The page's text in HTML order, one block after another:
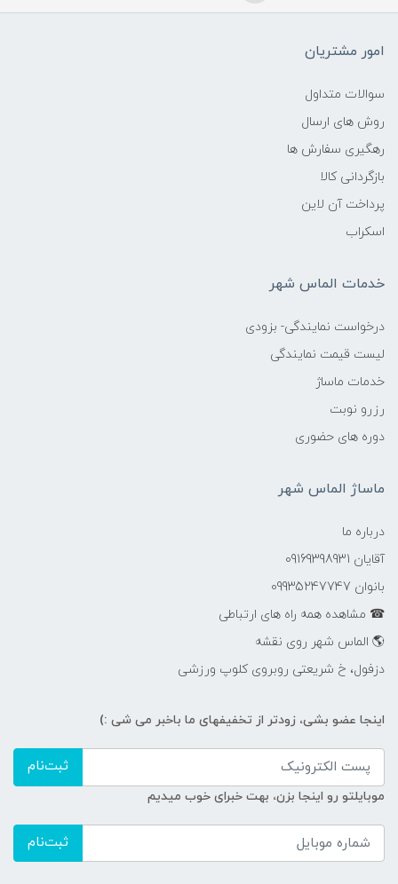
امور مشتریان
سوالات متداول
روش های ارسال
رهگیری سفارش ها
بازگردانی کالا
پرداخت آن لاین
اسکراب
خدمات الماس شهر
درخواست نمایندگی- بزودی
لیست قیمت نمایندگی
خدمات ماساژ
رزرو نوبت
دوره های حضوری
ماساژ الماس شهر
درباره ما
آقایان 09169398931
بانوان 09935247747
☎ مشاهده همه راه های ارتباطی
🌎 الماس شهر روی نقشه
دزفول، خ شریعتی روبروی کلوپ ورزشی
اینجا عضو بشی، زودتر از تخفیفهای ما باخبر می شی :)
ثبت‌نام
موبایلتو رو اینجا بزن، بهت خبرای خوب میدیم
ثبت‌نام